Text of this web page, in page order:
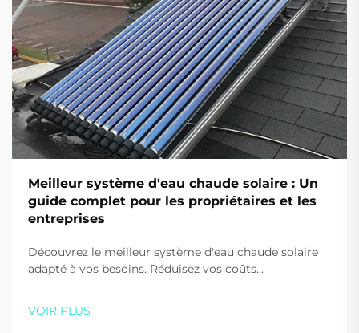
Meilleur système d'eau chaude solaire : Un
guide complet pour les propriétaires et les
entreprises
Découvrez le meilleur système d'eau chaude solaire
adapté à vos besoins. Réduisez vos coûts
efficacité de Sidite. Obtenez dès aujourd'hui votre
VOIR PLUS